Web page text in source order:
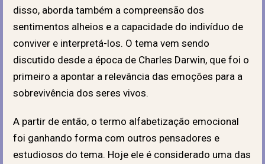
disso, aborda também a compreensão dos
sentimentos alheios e a capacidade do indivíduo de
conviver e interpretá-los. O tema vem sendo
discutido desde a época de Charles Darwin, que foi o
primeiro a apontar a relevância das emoções para a
sobrevivência dos seres vivos.
A partir de então, o termo alfabetização emocional
foi ganhando forma com outros pensadores e
estudiosos do tema. Hoje ele é considerado uma das